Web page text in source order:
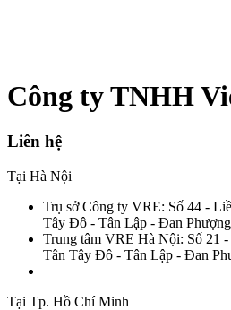
Công ty TNHH
Liên hệ
Tại Hà Nội
Trụ sở Công ty VRE: Số 44 -
Tây Đô - Tân Lập - Đan
Trung tâm VRE Hà Nội: Số 21
Tân Tây Đô - Tân Lập - Đan
Tại Tp. Hồ Chí Minh